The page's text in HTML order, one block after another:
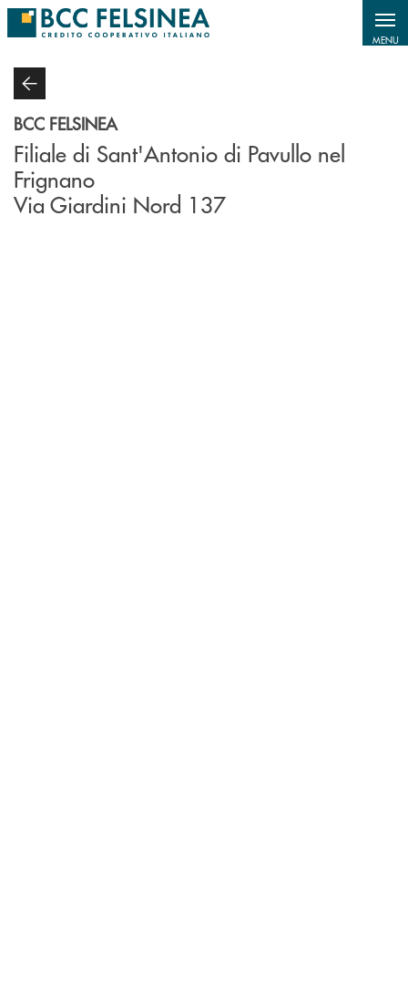
Salta al contenuto principale
MENU
BCC FELSINEA
Filiale di Sant'Antonio di Pavullo nel
Frignano
Via Giardini Nord 137